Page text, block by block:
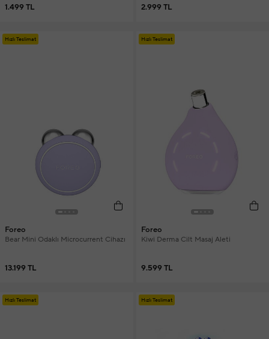
1.499 TL 2.999 TL
Hızlı Teslimat
Foreo
Bear Mini Odaklı Microcurrent Cihazı
13.199 TL
Hızlı Teslimat
Foreo
Kiwi Derma Cilt Masaj Aleti
9.599 TL
Hızlı Teslimat Hızlı Teslimat